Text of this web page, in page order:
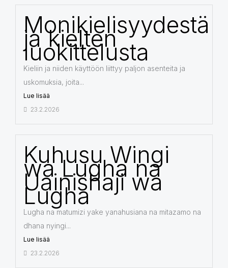
Monikielisyydestä
ja kielten
luokittelusta
Kieliin ja niiden käyttöön liittyy paljon asenteita ja
uskomuksia, joita...
Lue lisää
23.2.2026
Kuhusu Wingi
wa Lugha na
Uainishaji wa
Lugha
Lugha na matumizi yake yanahusiana na mitazamo na
dhana nyingi...
Lue lisää
23.2.2026